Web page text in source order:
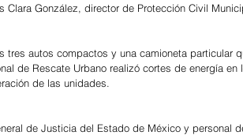
Clara González, director de Protección Civil
tres autos compactos y una camioneta particular
de Rescate Urbano realizó cortes de energía en
de las unidades.
de Justicia del Estado de México y personal